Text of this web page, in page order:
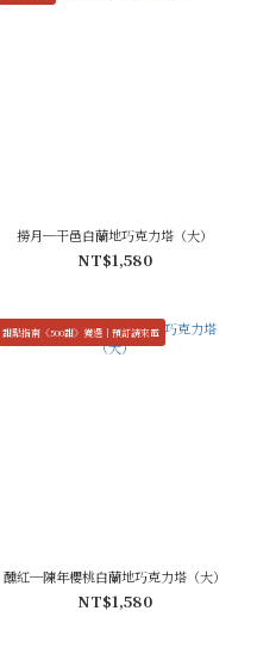
撈月─干邑白蘭地巧克力塔（大）
NT$1,580
甜點指南《500甜》獲選｜預訂請來電
醺紅─陳年櫻桃白蘭地巧克力塔（大）
NT$1,580